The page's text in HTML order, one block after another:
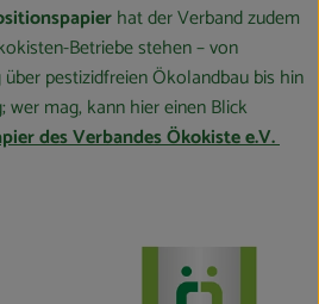
hat der Verband zudem
Betriebe stehen – von
pestizidfreien Ökolandbau bis hin
mag, kann hier einen Blick
des Verbandes Ökokiste e.V.